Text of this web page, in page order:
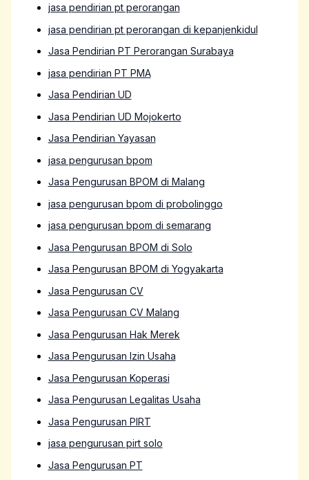
jasa pendirian pt perorangan
jasa pendirian pt perorangan di kepanjenkidul
Jasa Pendirian PT Perorangan Surabaya
jasa pendirian PT PMA
Jasa Pendirian UD
Jasa Pendirian UD Mojokerto
Jasa Pendirian Yayasan
jasa pengurusan bpom
Jasa Pengurusan BPOM di Malang
jasa pengurusan bpom di probolinggo
jasa pengurusan bpom di semarang
Jasa Pengurusan BPOM di Solo
Jasa Pengurusan BPOM di Yogyakarta
Jasa Pengurusan CV
Jasa Pengurusan CV Malang
Jasa Pengurusan Hak Merek
Jasa Pengurusan Izin Usaha
Jasa Pengurusan Koperasi
Jasa Pengurusan Legalitas Usaha
Jasa Pengurusan PIRT
jasa pengurusan pirt solo
Jasa Pengurusan PT